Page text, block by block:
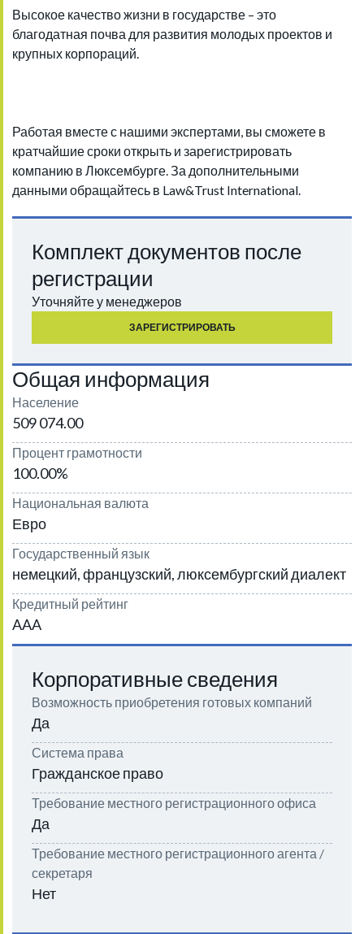
Высокое качество жизни в государстве – это
благодатная почва для развития молодых проектов и
крупных корпораций.
Работая вместе с нашими экспертами, вы сможете в
кратчайшие сроки открыть и зарегистрировать
компанию в Люксембурге. За дополнительными
данными обращайтесь в Law&Trust International.
Комплект документов после
регистрации
Уточняйте у менеджеров
ЗАРЕГИСТРИРОВАТЬ
Общая информация
Население
509 074.00
Процент грамотности
100.00%
Национальная валюта
Евро
Государственный язык
немецкий, французский, люксембургский диалект
Кредитный рейтинг
AAA
Корпоративные сведения
Возможность приобретения готовых компаний
Да
Система права
Гражданское право
Требование местного регистрационного офиса
Да
Требование местного регистрационного агента /
секретаря
Нет